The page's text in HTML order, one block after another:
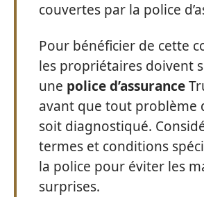
couvertes par la police
Pour bénéficier de cette
les propriétaires doivent
une police d’assurance
avant que tout problème
soit diagnostiqué.
termes et conditions
la police pour éviter les
surprises.